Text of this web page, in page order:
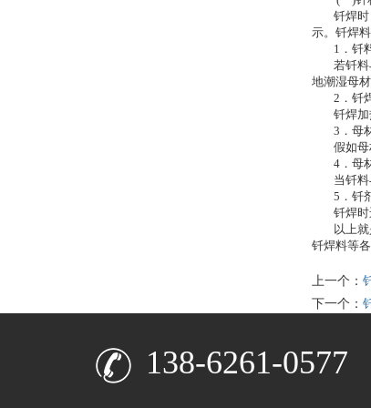
钎焊时，
示。钎焊
1．钎料
若钎料与
地潮湿母
2．钎
钎焊加热
3．母材
假如母材
4．母材
当钎料与
5．钎
钎焊时运
以上就
钎焊料等
上一个：
下一个：
138-6261-0577